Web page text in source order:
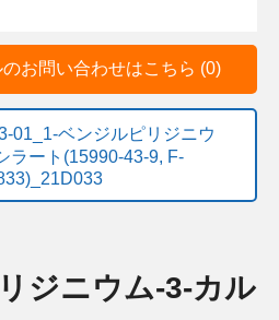
お問い合わせはこちら (0)
01_1-ベンジルピリジニウ
ラート(15990-43-9, F-
ジニウム-3-カル